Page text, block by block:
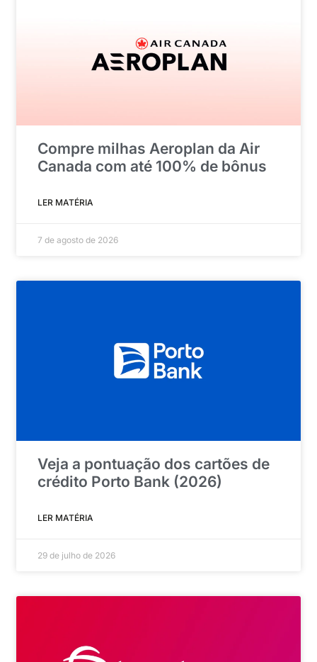
Compre milhas Aeroplan da Air
Canada com até 100% de bônus
LER MATÉRIA
7 de agosto de 2026
Veja a pontuação dos cartões de
crédito Porto Bank (2026)
LER MATÉRIA
29 de julho de 2026